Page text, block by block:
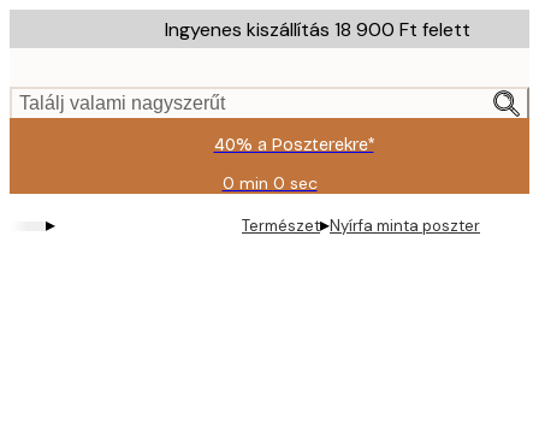
to
content.
Ingyenes kiszállítás 18 900 Ft felett
Találj valami nagyszerűt
40% a Poszterekre*
0 min 0 sec
Érvényes:
2026-
08-
▸ Természet▸Nyírfa minta poszter